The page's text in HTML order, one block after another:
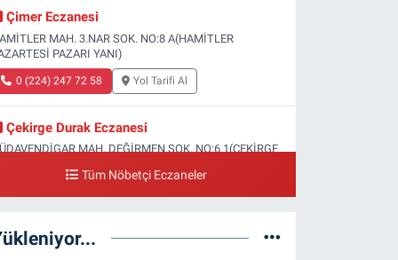
Çimer Eczanesi
MAH. 3.NAR SOK. NO:8 A(HAMİTLER
PAZARI YANI)
0 (224) 247 72 58 Yol Tarifi Al
Çekirge Durak Eczanesi
MAH. DEĞİRMEN SOK. NO:6 1(ÇEKİRGE
Engin Eczanesi
Tüm Nöbetçi Eczaneler